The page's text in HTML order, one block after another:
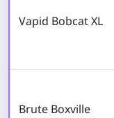
Vapid Bobcat XL
Brute Boxville